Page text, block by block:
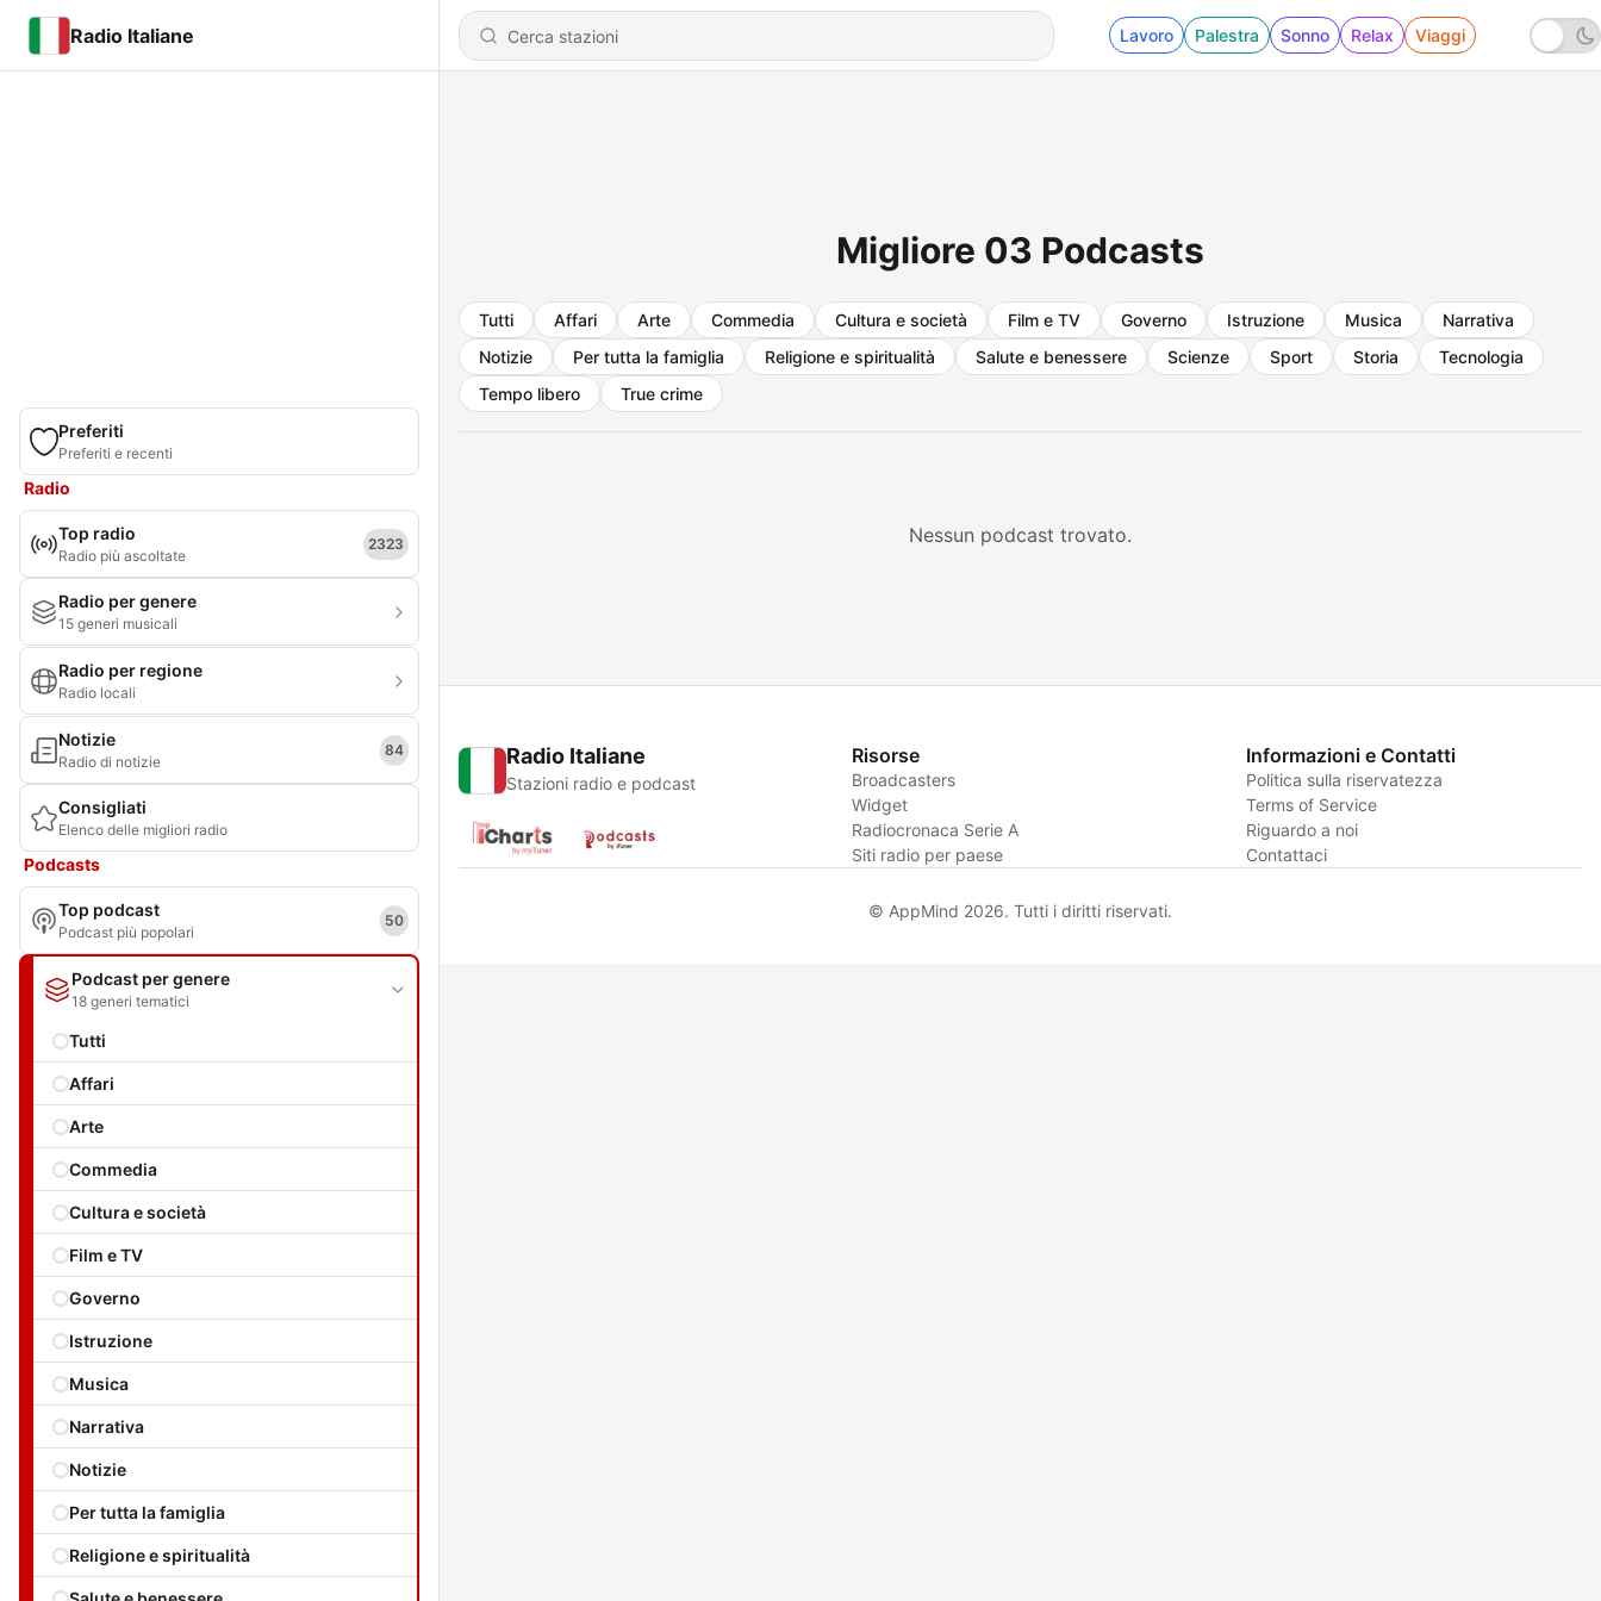
Radio Italiane Lavoro Palestra Sonno Relax Viaggi
Preferiti
Preferiti e recenti
Radio
Top radio
Radio più ascoltate
2323
Radio per genere
15 generi musicali
Radio per regione
Radio locali
Notizie
Radio di notizie
84
Consigliati
Elenco delle migliori radio
Podcasts
Top podcast
Podcast più popolari
50
Podcast per genere
18 generi tematici
Tutti
Affari
Arte
Commedia
Cultura e società
Film e TV
Governo
Istruzione
Musica
Narrativa
Notizie
Per tutta la famiglia
Religione e spiritualità
Migliore 03 Podcasts
Tutti Affari Arte Commedia Cultura e società Film e TV Governo Istruzione Musica
Narrativa
Notizie
Per tutta la famiglia Religione e spiritualità Salute e benessere Scienze Sport Storia
Tecnologia
Tempo libero
True crime
Nessun podcast trovato.
Radio Italiane
Stazioni radio e podcast
Risorse
Broadcasters
Widget
Radiocronaca Serie A
Siti radio per paese
Informazioni e Contatti
Politica sulla riservatezza
Terms of Service
Riguardo a noi
Contattaci
© AppMind 2026. Tutti i diritti riservati.